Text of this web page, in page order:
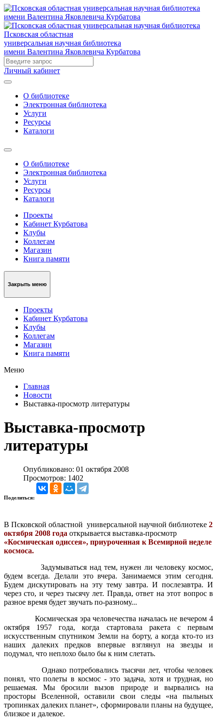
Псковская областная
универсальная научная библиотека
имени Валентина Яковлевича Курбатова
Личный кабинет
О библиотеке
Электронная библиотека
Услуги
Ресурсы
Каталоги
О библиотеке
Электронная библиотека
Услуги
Ресурсы
Каталоги
Проекты
Кабинет Курбатова
Клубы
Коллегам
Магазин
Книга памяти
Закрыть меню
Проекты
Кабинет Курбатова
Клубы
Коллегам
Магазин
Книга памяти
Меню
Главная
Новости
Выставка-просмотр литературы
Выставка-просмотр
литературы
Опубликовано: 01 октября 2008
Просмотров: 1402
Поделиться:
В Псковской областной универсальной научной библиотеке 2
октября 2008 года открывается выставка-просмотр
«Космическая одиссея», приуроченная к Всемирной неделе
космоса.
Задумываться над тем, нужен ли человеку космос,
будем всегда. Делали это вчера. Занимаемся этим сегодня.
Будем дискутировать на эту тему завтра. И послезавтра. И
через сто, и через тысячу лет. Правда, ответ на этот вопрос в
разное время будет звучать по-разному...
Космическая эра человечества началась не вечером 4
октября 1957 года, когда стартовала ракета с первым
искусственным спутником Земли на борту, а когда кто-то из
наших далеких предков впервые взглянул на звезды и
подумал, что неплохо было бы к ним слетать.
Однако потребовались тысячи лет, чтобы человек
понял, что полеты в космос - это задача, хотя и трудная, но
решаемая. Мы бросили вызов природе и вырвались на
просторы Вселенной, оставили свои следы «на пыльных
тропинках далеких планет», сформировали планы на будущее,
близкое и далекое.